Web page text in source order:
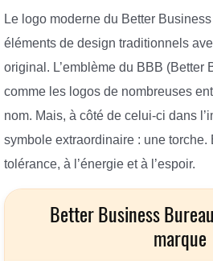
Le logo moderne du Better
éléments de design traditionnels
original. L’emblème du BBB (Better
comme les logos de nombreuses
nom. Mais, à côté de celui-ci dans
symbole extraordinaire : une torche.
tolérance, à l’énergie et à l’espoir.
Better Business
marque